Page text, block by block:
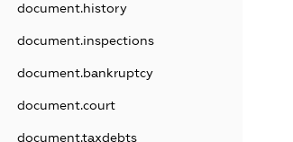
document.history
document.inspections
document.bankruptcy
document.court
document.taxdebts